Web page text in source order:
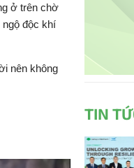
ở trên chờ
ngộ độc khí
nên không
TIN